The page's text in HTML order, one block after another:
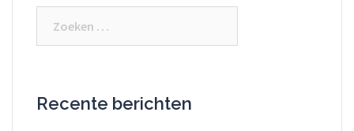
Recente berichten